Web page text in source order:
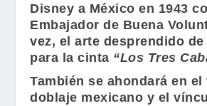
Disney a México en 1943
Embajador de Buena
vez, el arte desprendido
para la cinta “Los Tres
También se ahondará en
doblaje mexicano y el